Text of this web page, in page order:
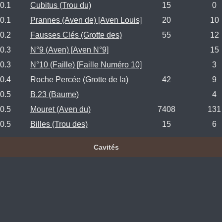
0.1 Cubitus (Trou du) 15
0
0.1
Prannes (Aven de) [Aven Louis] 20
10
0.2
Fausses Clés (Grotte des) 55
12
0.3
N°9 (Aven) [Aven N°9]
15
0.3
N°10 (Faille) [Faille Numéro 10]
3
0.4
Roche Percée (Grotte de la) 42
9
0.5
B.23 (Baume)
4
0.5
Mouret (Aven du) 7408
131
0.5
Billes (Trou des) 15 6
Cavités